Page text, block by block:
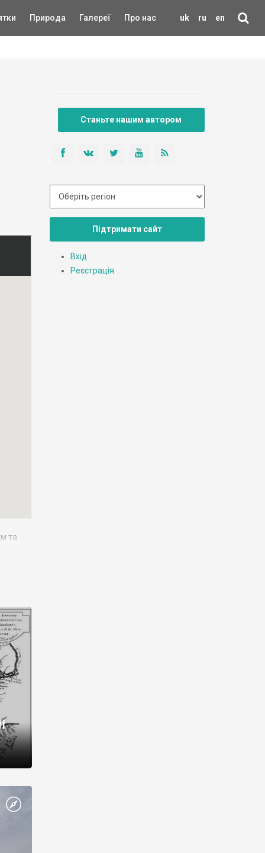
uk ru en
Природа Галереї Про нас
та
Станьте нашим автором
Підтримати сайт
Вхід
Реєстрація